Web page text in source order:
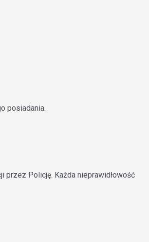
posiadania.
Policję. Każda nieprawidłowość